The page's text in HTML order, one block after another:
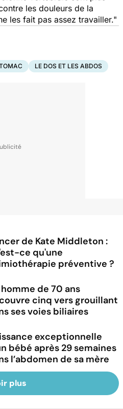
les douleurs de la
les fait pas assez travailler."
LE DOS ET LES ABDOS
de Kate Middleton :
ce qu'une
préventive ?
homme de 70 ans
cinq vers grouillant
ses voies biliaires
exceptionnelle
bébé après 29 semaines
l’abdomen de sa mère
plus